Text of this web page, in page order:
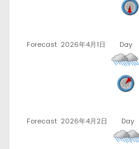
Forecast 2026年4月1日 Day
Forecast 2026年4月2日 Day